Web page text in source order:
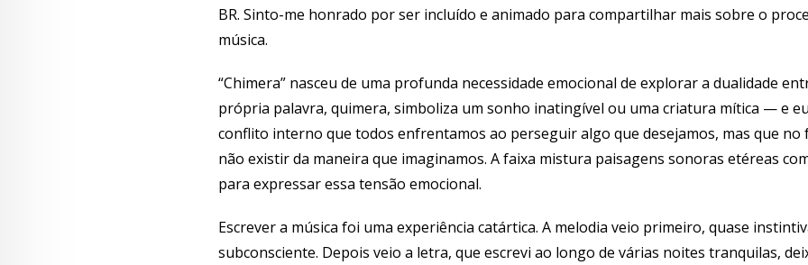
BR. Sinto-me honrado por ser incluído e animado para compartilhar mais sobre o
música.
“Chimera” nasceu de uma profunda necessidade emocional de explorar a dualidade
própria palavra, quimera, simboliza um sonho inatingível ou uma criatura mítica — e
conflito interno que todos enfrentamos ao perseguir algo que desejamos, mas que no
não existir da maneira que imaginamos. A faixa mistura paisagens sonoras etéreas
para expressar essa tensão emocional.
Escrever a música foi uma experiência catártica. A melodia veio primeiro, quase
subconsciente. Depois veio a letra, que escrevi ao longo de várias noites tranquilas,